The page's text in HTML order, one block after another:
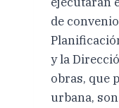
de
y la
obras, que
urbana,